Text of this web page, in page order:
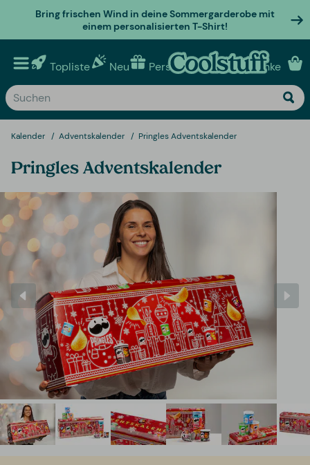
Bring frischen Wind in deine Sommergarderobe mit
einem personalisierten T-Shirt!
Topliste Neu Personalisierte geschenke
Kalender Adventskalender Pringles Adventskalender
Pringles Adventskalender